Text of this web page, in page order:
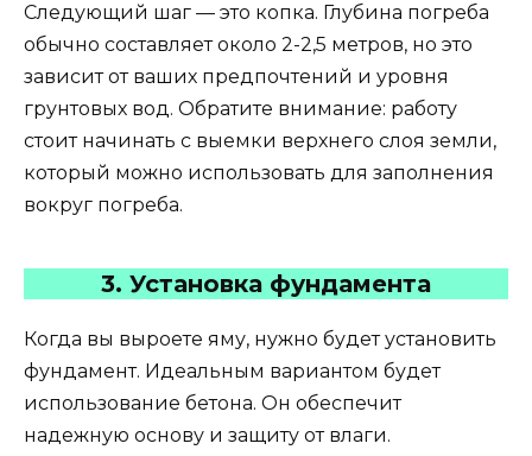
Следующий шаг — это копка. Глубина погреба
обычно составляет около 2-2,5 метров, но это
зависит от ваших предпочтений и уровня
грунтовых вод. Обратите внимание: работу
стоит начинать с выемки верхнего слоя земли,
который можно использовать для заполнения
вокруг погреба.
3. Установка фундамента
Когда вы выроете яму, нужно будет установить
фундамент. Идеальным вариантом будет
использование бетона. Он обеспечит
надежную основу и защиту от влаги.